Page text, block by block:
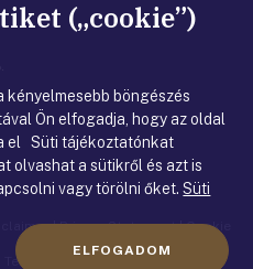
|Privacy Statement|Cookie
Terms of use
(„cookie”)
kényelmesebb böngészés
Ön elfogadja, hogy az oldal
el Süti tájékoztatónkat
olvashat a sütikről és azt is
vagy törölni őket.Süti
ELFOGADOM